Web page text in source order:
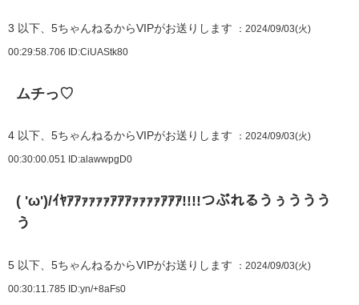
3 以下、5ちゃんねるからVIPがお送りします ：2024/09/03(火)
00:29:58.706 ID:CiUAStk80
ムチっ♡
4 以下、5ちゃんねるからVIPがお送りします ：2024/09/03(火)
00:30:00.051 ID:alawwpgD0
( 'ω')/ｲﾔｱｱｧｧｧｧｱｱｱｧｧｧｧｱｱｱ!!!!つぶれるうぅううう
う
5 以下、5ちゃんねるからVIPがお送りします ：2024/09/03(火)
00:30:11.785 ID:yn/+8aFs0